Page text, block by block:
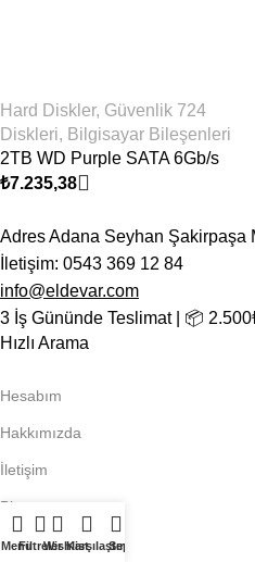
Hard Diskler, Güvenlik 724
Diskleri, Bilgisayar Bileşenleri
2TB WD Purple SATA 6Gb/s
64MB DV 7×24 WD23PURZ
₺7.235,38
Adres Adana Seyhan Şakirpaşa
İletişim: 0543 369 12 84
info@eldevar.com
3 İş Gününde Teslimat | 📦
Hızlı Arama
Hesabım
Hakkımızda
İletişim
Blog
Kurumsal
MenuFiltrelerWishlistKarşılaştır
Sepet